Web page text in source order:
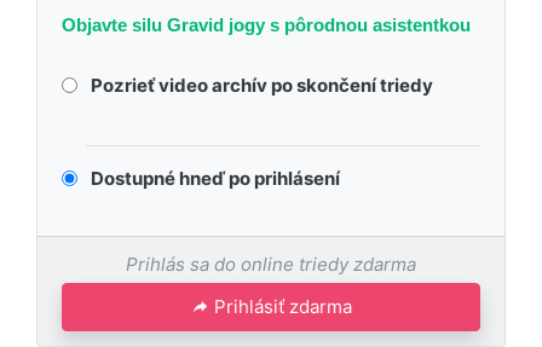
Objavte silu Gravid jogy s pôrodnou asistentkou
Pozrieť video archív po skončení triedy
Dostupné hneď po prihlásení
Prihlás sa do online triedy zdarma
Prihlásiť zdarma